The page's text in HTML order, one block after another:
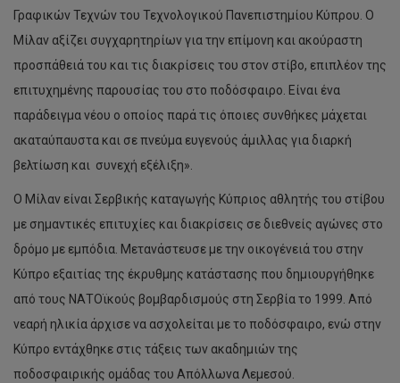
Γραφικών Τεχνών του Τεχνολογικού Πανεπιστημίου Κύπρου. Ο
Μίλαν αξίζει συγχαρητηρίων για την επίμονη και ακούραστη
προσπάθειά του και τις διακρίσεις του στον στίβο, επιπλέον της
επιτυχημένης παρουσίας του στο ποδόσφαιρο. Είναι ένα
παράδειγμα νέου ο οποίος παρά τις όποιες συνθήκες μάχεται
ακαταύπαυστα και σε πνεύμα ευγενούς άμιλλας για διαρκή
βελτίωση και συνεχή εξέλιξη».
Ο Μίλαν είναι Σερβικής καταγωγής Κύπριος αθλητής του στίβου
με σημαντικές επιτυχίες και διακρίσεις σε διεθνείς αγώνες στο
δρόμο με εμπόδια. Μετανάστευσε με την οικογένειά του στην
Κύπρο εξαιτίας της έκρυθμης κατάστασης που δημιουργήθηκε
από τους ΝΑΤΟϊκούς βομβαρδισμούς στη Σερβία το 1999. Από
νεαρή ηλικία άρχισε να ασχολείται με το ποδόσφαιρο, ενώ στην
Κύπρο εντάχθηκε στις τάξεις των ακαδημιών της
ποδοσφαιρικής ομάδας του Απόλλωνα Λεμεσού.